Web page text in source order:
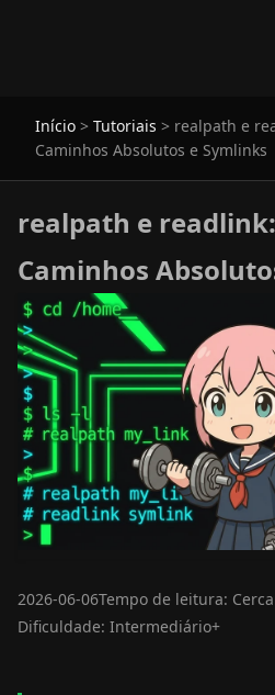
Início > Tutoriais > realpath e
Caminhos Absolutos e Symlinks
realpath e
Caminhos
2026-06-06Tempo de leitura:
Dificuldade: Intermediário+